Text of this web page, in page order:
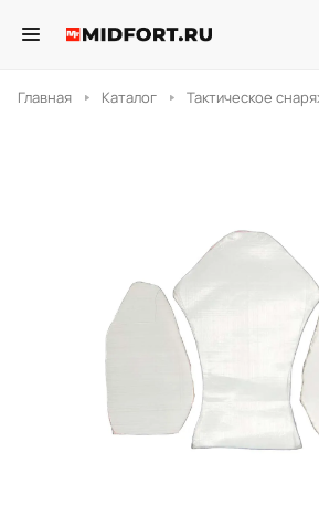
Главная Каталог Тактическое